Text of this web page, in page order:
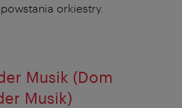
orkiestry.
Musik (Dom
Musik)